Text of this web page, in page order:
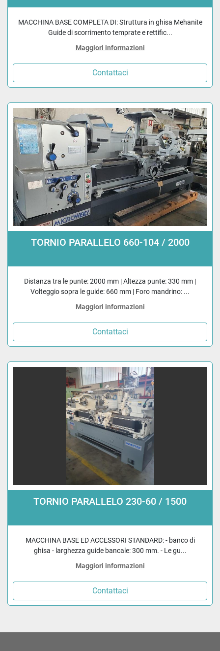
MACCHINA BASE COMPLETA DI: Struttura in ghisa Mehanite
Guide di scorrimento temprate e rettific...
Maggiori informazioni
Contattaci
TORNIO PARALLELO 660-104 / 2000
Distanza tra le punte: 2000 mm | Altezza punte: 330 mm |
Volteggio sopra le guide: 660 mm | Foro mandrino: ...
Maggiori informazioni
Contattaci
TORNIO PARALLELO 230-60 / 1500
MACCHINA BASE ED ACCESSORI STANDARD: - banco di
ghisa - larghezza guide bancale: 300 mm. - Le gu...
Maggiori informazioni
Contattaci